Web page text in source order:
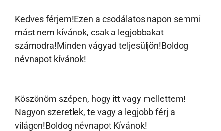
Kedves férjem!Ezen a csodálatos napon semmi
mást nem kívánok, csak a legjobbakat
számodra!Minden vágyad teljesüljön!Boldog
névnapot kívánok!
Köszönöm szépen, hogy itt vagy mellettem!
Nagyon szeretlek, te vagy a legjobb férj a
világon!Boldog névnapot Kívánok!